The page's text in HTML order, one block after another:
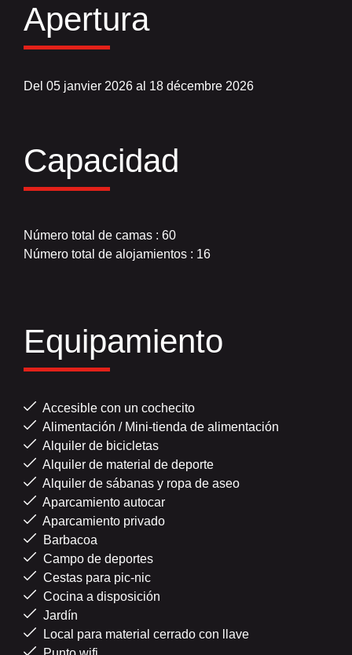
Apertura
Del 05 janvier 2026 al 18 décembre 2026
Capacidad
Número total de camas : 60
Número total de alojamientos : 16
Equipamiento
Accesible con un cochecito
Alimentación / Mini-tienda de alimentación
Alquiler de bicicletas
Alquiler de material de deporte
Alquiler de sábanas y ropa de aseo
Aparcamiento autocar
Aparcamiento privado
Barbacoa
Campo de deportes
Cestas para pic-nic
Cocina a disposición
Jardín
Local para material cerrado con llave